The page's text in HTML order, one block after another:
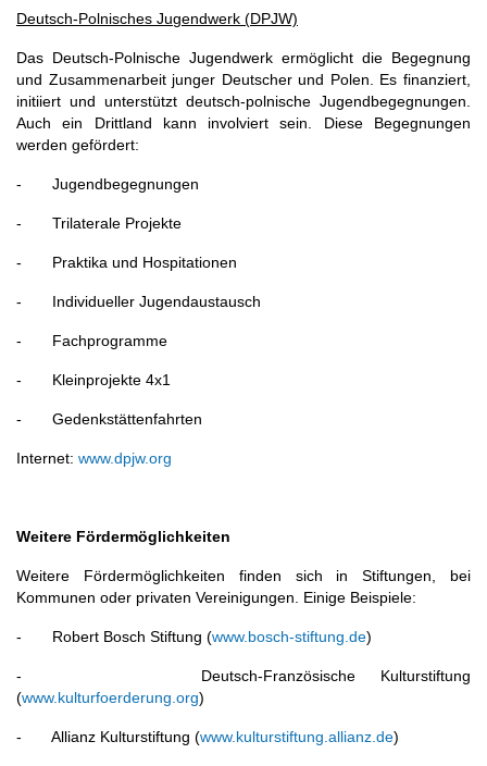
Deutsch-Polnisches Jugendwerk (DPJW)
Das Deutsch-Polnische Jugendwerk ermöglicht die Begegnung
und Zusammenarbeit junger Deutscher und Polen. Es finanziert,
initiiert und unterstützt deutsch-polnische Jugendbegegnungen.
Auch ein Drittland kann involviert sein. Diese Begegnungen
werden gefördert:
- Jugendbegegnungen
- Trilaterale Projekte
- Praktika und Hospitationen
- Individueller Jugendaustausch
- Fachprogramme
- Kleinprojekte 4x1
- Gedenkstättenfahrten
Internet: www.dpjw.org
Weitere Fördermöglichkeiten
Weitere Fördermöglichkeiten finden sich in Stiftungen, bei
Kommunen oder privaten Vereinigungen. Einige Beispiele:
- Robert Bosch Stiftung (www.bosch-stiftung.de)
- Deutsch-Französische Kulturstiftung
(www.kulturfoerderung.org)
- Allianz Kulturstiftung (www.kulturstiftung.allianz.de)